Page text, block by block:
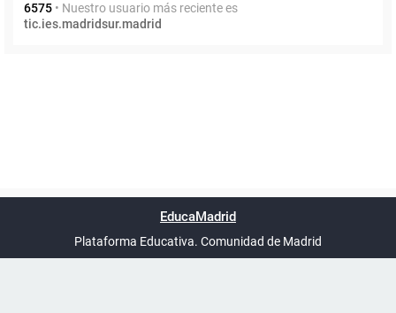
6575 • Nuestro usuario más reciente es
tic.ies.madridsur.madrid
UTC+02:00
phpBB España
EducaMadrid
Plataforma Educativa. Comunidad de Madrid